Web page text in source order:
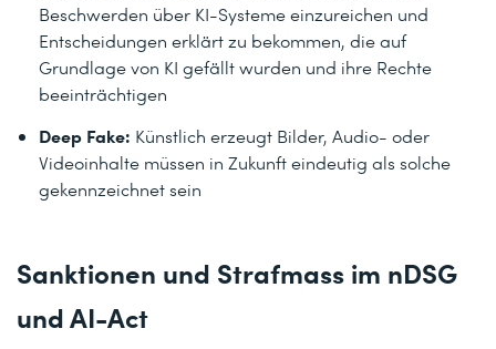
Beschwerden über KI-Systeme einzureichen und
Entscheidungen erklärt zu bekommen, die auf
Grundlage von KI gefällt wurden und ihre Rechte
beeinträchtigen
Deep Fake: Künstlich erzeugt Bilder, Audio- oder
Videoinhalte müssen in Zukunft eindeutig als solche
gekennzeichnet sein
Sanktionen und Strafmass im nDSG
und AI-Act